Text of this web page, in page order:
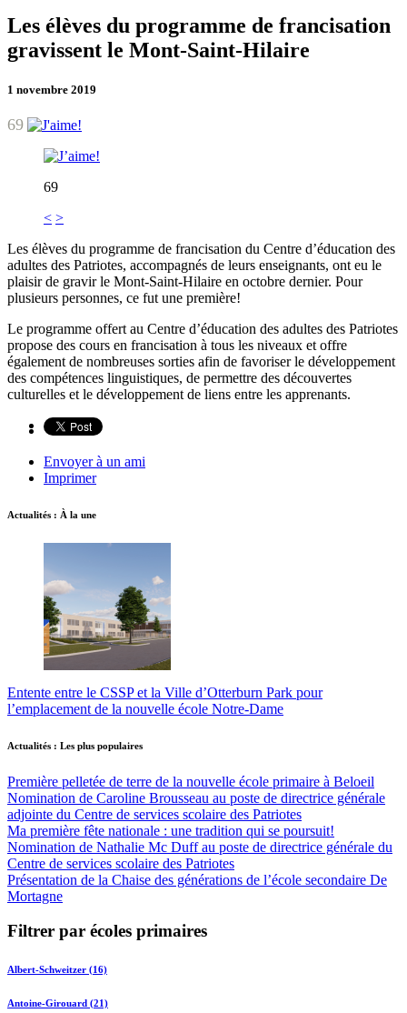
Les élèves du programme de francisation
gravissent le Mont-Saint-Hilaire
1 novembre 2019
69
69
< >
Les élèves du programme de francisation du Centre d’éducation des
adultes des Patriotes, accompagnés de leurs enseignants, ont eu le
plaisir de gravir le Mont-Saint-Hilaire en octobre dernier. Pour
plusieurs personnes, ce fut une première!
Le programme offert au Centre d’éducation des adultes des Patriotes
propose des cours en francisation à tous les niveaux et offre
également de nombreuses sorties afin de favoriser le développement
des compétences linguistiques, de permettre des découvertes
culturelles et le développement de liens entre les apprenants.
Envoyer à un ami
Imprimer
Actualités : À la une
Entente entre le CSSP et la Ville d’Otterburn Park pour
l’emplacement de la nouvelle école Notre-Dame
Actualités : Les plus populaires
Première pelletée de terre de la nouvelle école primaire à Beloeil
Nomination de Caroline Brousseau au poste de directrice générale
adjointe du Centre de services scolaire des Patriotes
Ma première fête nationale : une tradition qui se poursuit!
Nomination de Nathalie Mc Duff au poste de directrice générale du
Centre de services scolaire des Patriotes
Présentation de la Chaise des générations de l’école secondaire De
Mortagne
Filtrer par écoles primaires
Albert-Schweitzer (16)
Antoine-Girouard (21)